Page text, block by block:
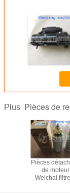
Plus Pièces de
Pièces
de moteur
Weichai